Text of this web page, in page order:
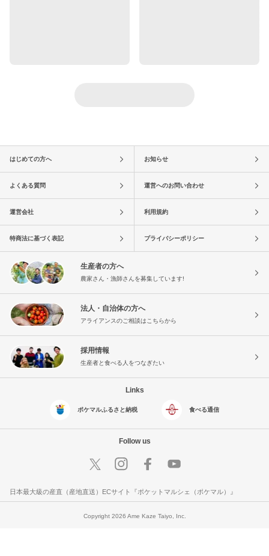
はじめての方へ お知らせ
よくある質問 運営へのお問い合わせ
運営会社 利用規約
特商法に基づく表記 プライバシーポリシー
生産者の方へ
農家さん・漁師さんを募集しています!
法人・自治体の方へ
アライアンスのご相談はこちらから
採用情報
生産者と食べる人をつなぎたい
Links
ポケマルふるさと納税 食べる通信
Follow us
日本最大級の産直（産地直送）ECサイト『ポケットマルシェ（ポケマル）』
Copyright 2026 Ame Kaze Taiyo, Inc.